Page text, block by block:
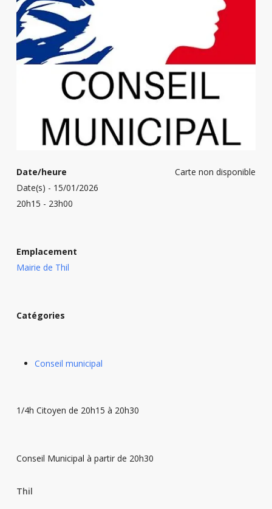
Carte non disponible
Date/heure
Date(s) - 15/01/2026
20h15 - 23h00
Emplacement
Mairie de Thil
Catégories
Conseil municipal
1/4h Citoyen de 20h15 à 20h30
Conseil Municipal à partir de 20h30
Thil